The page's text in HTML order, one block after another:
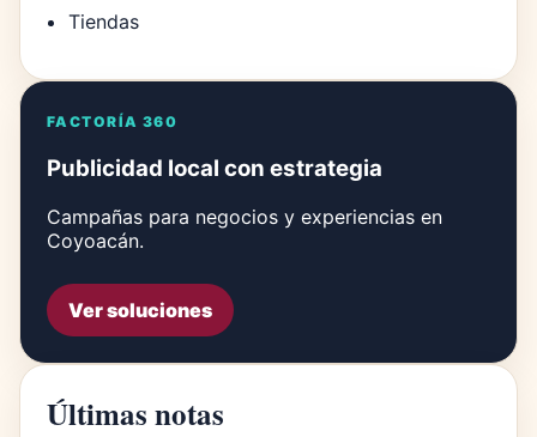
Tiendas
FACTORÍA 360
Publicidad local con estrategia
Campañas para negocios y experiencias en
Coyoacán.
Ver soluciones
Últimas notas